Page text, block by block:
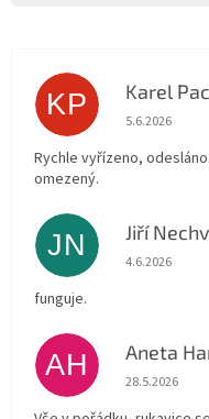
KP Karel
Hodnocení
5.6.2026
Rychle vyřízeno,
omezený.
JN Jiří
Hodnocení
4.6.2026
funguje.
AH Aneta
Hodnocení
28.5.2026